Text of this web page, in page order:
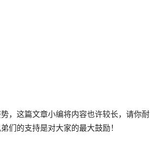
，这篇文章小编将内容也许较长，请你耐
们的支持是对大家的最大鼓励！